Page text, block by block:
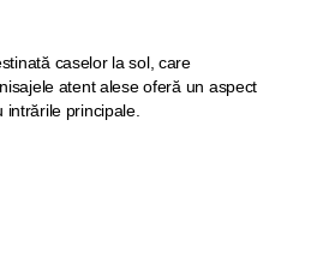
caselor la sol, care
atent alese oferă un aspect
principale.